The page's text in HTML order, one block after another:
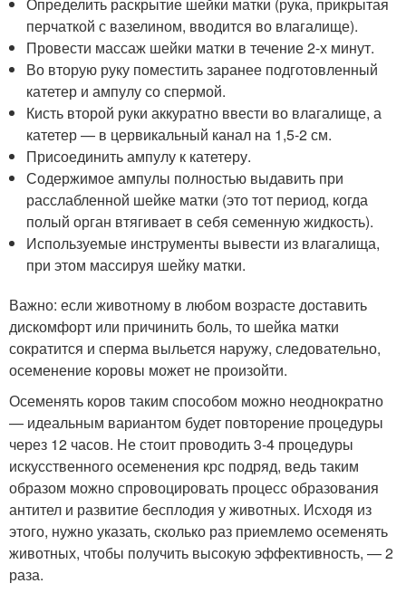
перчаткой с вазелином, вводится во влагалище).
Провести массаж шейки матки в течение 2-х минут.
Во вторую руку поместить заранее подготовленный
катетер и ампулу со спермой.
Кисть второй руки аккуратно ввести во влагалище, а
катетер — в цервикальный канал на 1,5-2 см.
Присоединить ампулу к катетеру.
Содержимое ампулы полностью выдавить при
расслабленной шейке матки (это тот период, когда
полый орган втягивает в себя семенную жидкость).
Используемые инструменты вывести из влагалища,
при этом массируя шейку матки.
Важно: если животному в любом возрасте доставить
дискомфорт или причинить боль, то шейка матки
сократится и сперма выльется наружу, следовательно,
осеменение коровы может не произойти.
Осеменять коров таким способом можно неоднократно
— идеальным вариантом будет повторение процедуры
через 12 часов. Не стоит проводить 3-4 процедуры
искусственного осеменения крс подряд, ведь таким
образом можно спровоцировать процесс образования
антител и развитие бесплодия у животных. Исходя из
этого, нужно указать, сколько раз приемлемо осеменять
животных, чтобы получить высокую эффективность, — 2
раза.